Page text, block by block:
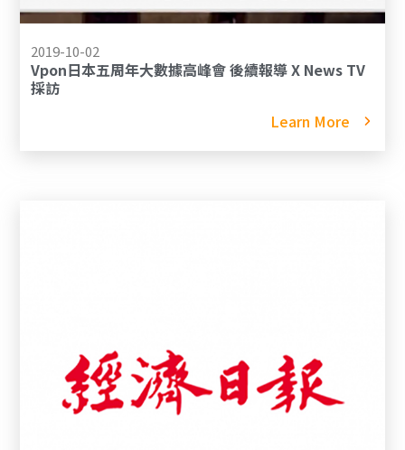
2019-10-02
Vpon日本五周年大數據高峰會 後續報導 X News TV
採訪
Learn More